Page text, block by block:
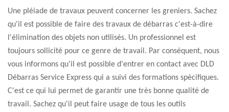
Une pléiade de travaux peuvent concerner les greniers. Sachez
qu'il est possible de faire des travaux de débarras c'est-à-dire
l'élimination des objets non utilisés. Un professionnel est
toujours sollicité pour ce genre de travail. Par conséquent, nous
vous informons qu'il est possible d'entrer en contact avec DLD
Débarras Service Express qui a suivi des formations spécifiques.
C'est ce qui lui permet de garantir une très bonne qualité de
travail. Sachez qu'il peut faire usage de tous les outils